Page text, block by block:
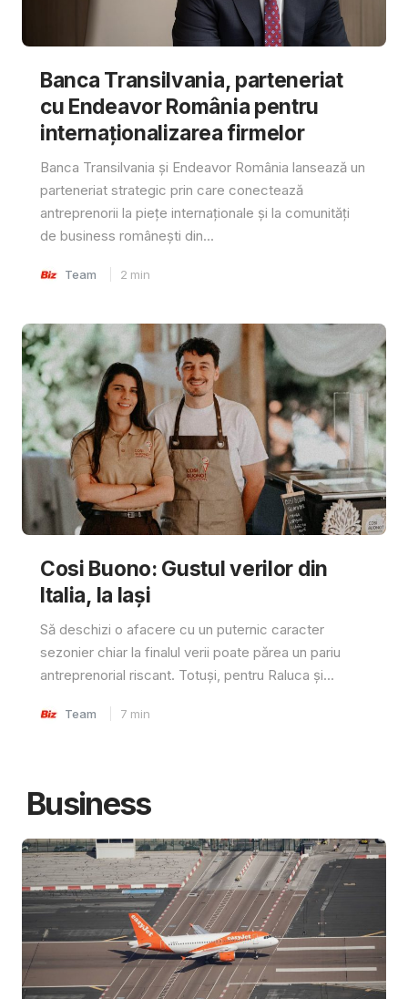
Banca Transilvania, parteneriat
cu Endeavor România pentru
internaționalizarea firmelor
Banca Transilvania și Endeavor România lansează un
parteneriat strategic prin care conectează
antreprenorii la piețe internaționale și la comunități
de business românești din...
Team 2 min
Cosi Buono: Gustul verilor din
Italia, la Iași
Să deschizi o afacere cu un puternic caracter
sezonier chiar la finalul verii poate părea un pariu
antreprenorial riscant. Totuși, pentru Raluca și...
Team 7 min
Business